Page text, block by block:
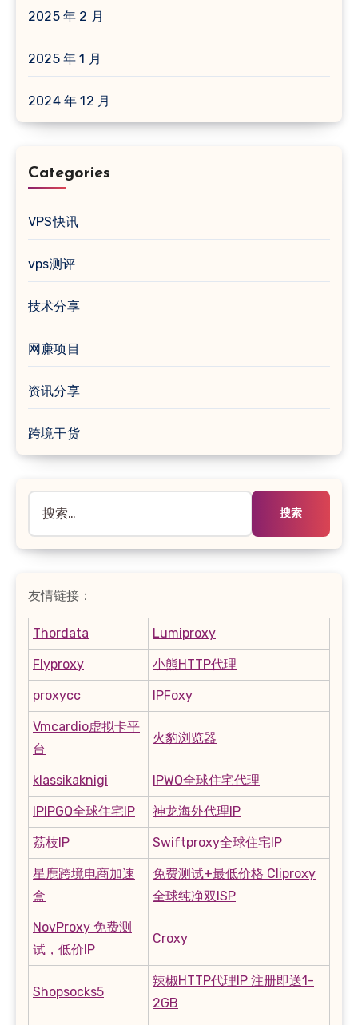
2025 年 2 月
2025 年 1 月
2024 年 12 月
Categories
VPS快讯
vps测评
技术分享
网赚项目
资讯分享
跨境干货
索：
友情链接：
Thordata Lumiproxy
Flyproxy 小熊HTTP代理
proxycc IPFoxy
Vmcardio虚拟卡平
台
火豹浏览器
klassikaknigi IPWO全球住宅代理
IPIPGO全球住宅IP 神龙海外代理IP
荔枝IP Swiftproxy全球住宅IP
星鹿跨境电商加速
盒
免费测试+最低价格 Cliproxy
全球纯净双ISP
NovProxy 免费测
试，低价IP
Croxy
Shopsocks5
辣椒HTTP代理IP 注册即送1-
2GB